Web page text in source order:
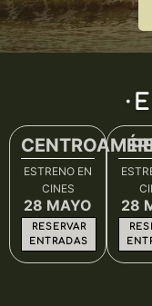
ESTRENO EN
CINES
28 MAYO
RESERVAR
ENTRADAS
28